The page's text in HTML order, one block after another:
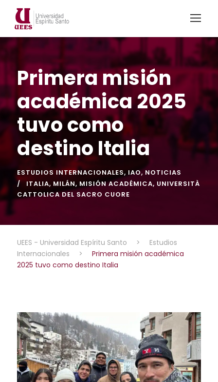
Primera misión
académica 2025
tuvo como
destino Italia
ESTUDIOS INTERNACIONALES, IAO, NOTICIAS
ITALIA, MILÁN, MISIÓN ACADÉMICA, UNIVERSITÀ
CATTOLICA DEL SACRO CUORE
UEES - Universidad Espíritu Santo >
Estudios
Internacionales
>
Primera misión académica
2025 tuvo como destino Italia